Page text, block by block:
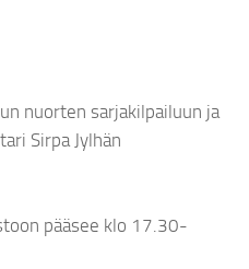
nuorten sarjakilpailuun ja
Sirpa Jylhän
pääsee klo 17.30-